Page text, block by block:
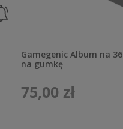
Gamegenic Album na
na gumkę
75,00 zł